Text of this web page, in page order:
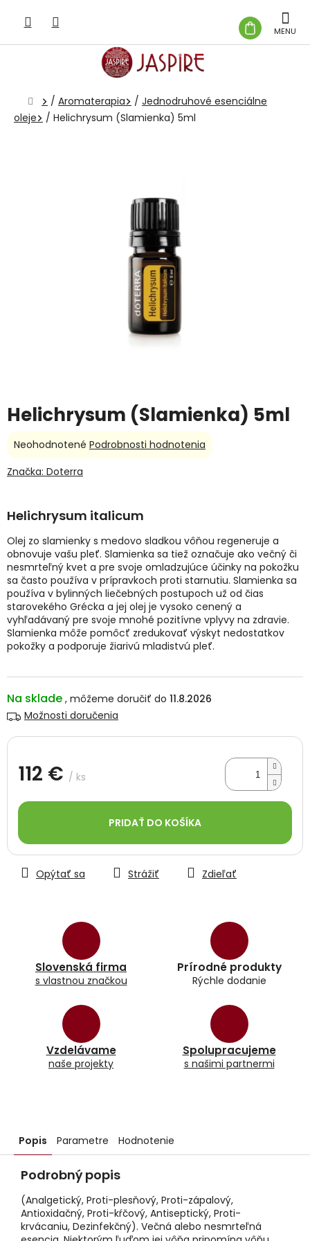
obsah
KOŠÍK
Domov
/ Aromaterapia / Jednodruhové esenciálne
oleje
/ Helichrysum (Slamienka) 5ml
Helichrysum (Slamienka) 5ml
Na sklade
11.8.2026
Možnosti doručenia
112 € / ks
cena:
PRIDAŤ DO KOŠÍKA
Slovenská firma
s vlastnou značkou
Prírodné produkty
Rýchle dodanie
Vzdelávame
naše projekty
Spolupracujeme
s našimi partnermi
Helichrysum italicum
Olej zo slamienky s medovo sladkou vôňou regeneruje a
obnovuje vašu pleť. Slamienka sa tiež označuje ako večný či
nesmrteľný kvet a pre svoje omladzujúce účinky na pokožku
sa často používa v prípravkoch proti starnutiu. Slamienka sa
používa v bylinných liečebných postupoch už od čias
starovekého Grécka a jej olej je vysoko cenený a
vyhľadávaný pre svoje mnohé pozitívne vplyvy na zdravie.
Slamienka môže pomôcť zredukovať výskyt nedostatkov
pokožky a podporuje žiarivú mladistvú pleť.
Opýtať sa Strážiť Zdieľať
Priemerné
produktu
z
5
hviezdičiek.
Neohodnotené Podrobnosti hodnotenia
Značka: Doterra
Popis Parametre Hodnotenie
Podrobný popis
(Analgetický, Proti-plesňový, Proti-zápalový,
Antioxidačný, Proti-kŕčový, Antiseptický, Proti-
krvácaniu, Dezinfekčný). Večná alebo nesmrteľná